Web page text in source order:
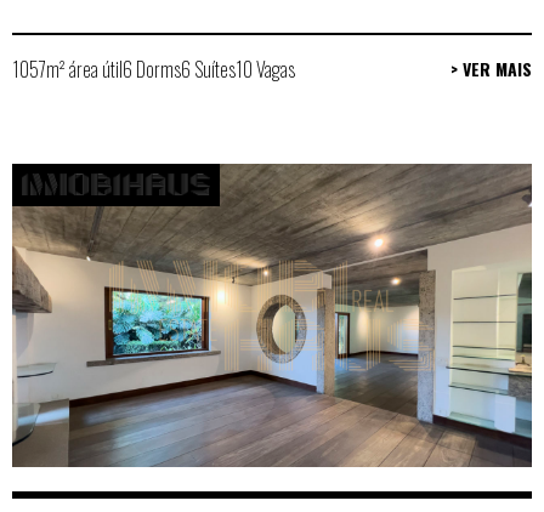
1057m² área útil6 Dorms6 Suítes10 Vagas > VER MAIS